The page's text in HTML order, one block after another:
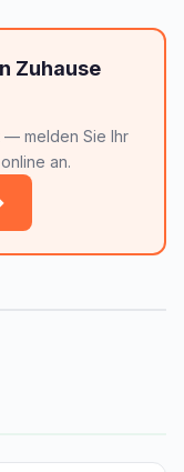
Zuhause
— melden Sie Ihr
an.